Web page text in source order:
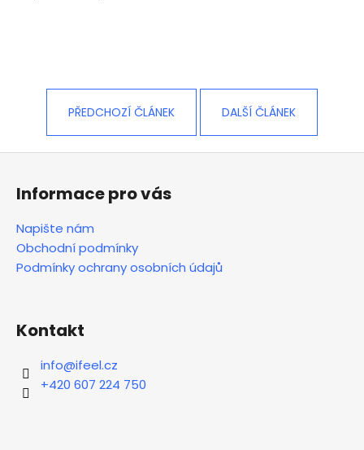
PŘEDCHOZÍ ČLÁNEK DALŠÍ ČLÁNEK
Z
Informace pro vás
Napište nám
Obchodní podmínky
Podmínky ochrany osobních údajů
Kontakt
info@ifeel.cz
+420 607 224 750